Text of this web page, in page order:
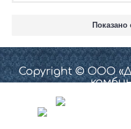
Показано
Copyright © ООО